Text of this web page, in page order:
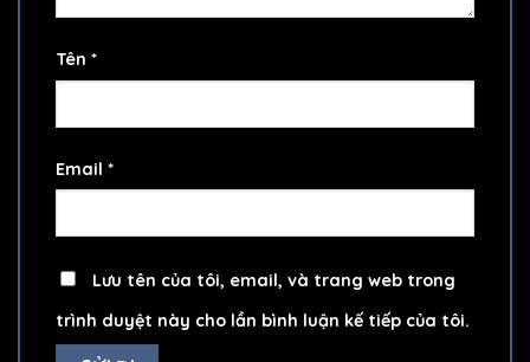
Tên *
Email *
Lưu tên của tôi, email, và trang web trong
trình duyệt này cho lần bình luận kế tiếp của tôi.